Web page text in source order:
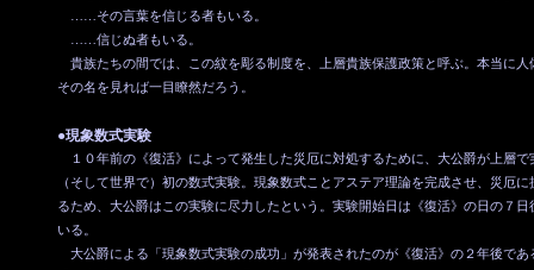
……その言葉を信じる者もいる。
……信じぬ者もいる。
貴族たちの間では、この紋を彫る制度を、上層貴族保護政策と呼ぶ。本当に人
その名を見れば一目瞭然だろう。
●現象数式実験
１０年前の《復活》によって発生した災厄に対処するために、大公爵が上層で
（そして世界で）初の数式実験。現象数式ことアステア理論を完成させ、災厄
るため、大公爵はこの実験に尽力したという。実験開始日は《復活》の日の７
いる。
大公爵による「現象数式実験の成功」が発表されたのが《復活》の２年後で